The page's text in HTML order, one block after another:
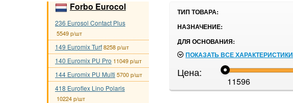
ТИП ТОВАРА:
НАЗНАЧЕНИЕ:
ДЛЯ ОСНОВАНИЯ:
ПОКАЗАТЬ ВСЕ ХАРАКТЕРИСТИКИ
Цена:
11596
Forbo Eurocol
236 Eurosol Contact Plus
5549 р/шт
149 Euromix Turf8258 р/шт
140 Euromix PU Pro 11049 р/шт
144 Euromix PU Multi 5700 р/шт
418 Euroflex Lino Polaris
10224 р/шт